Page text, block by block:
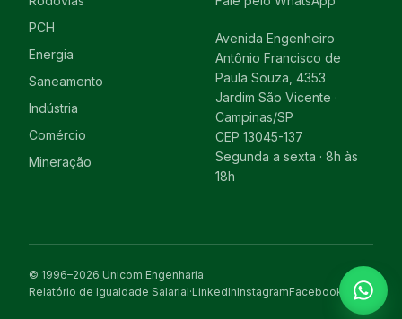
PCH
Energia
Saneamento
Indústria
Comércio
Mineração
Avenida Engenheiro
Antônio Francisco de
Paula Souza, 4353
Jardim São Vicente ·
Campinas/SP
CEP 13045-137
Segunda a sexta · 8h às
18h
© 1996–2026 Unicom Engenharia
Relatório de Igualdade Salarial·LinkedInInstagramFacebook